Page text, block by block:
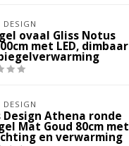
DESIGN
ovaal Gliss Notus
met LED, dimbaar
DESIGN
Design Athena ronde
Mat Goud 80cm met
en verwarming